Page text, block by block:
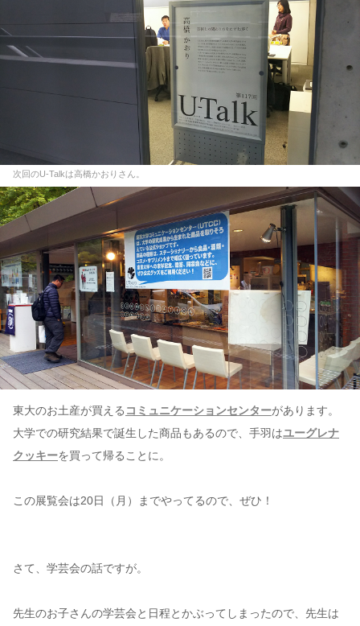
次回のU-Talkは高橋かおりさん。
東大のお土産が買える コミュニケーションセンターがあります。
大学での研究結果で誕生した商品もあるので、手羽はユーグレナ
クッキーを買って帰ることに。
この展覧会は20日（月）までやってるので、ぜひ！
さて、学芸会の話ですが。
先生のお子さんの学芸会と日程とかぶってしまったので、先生は